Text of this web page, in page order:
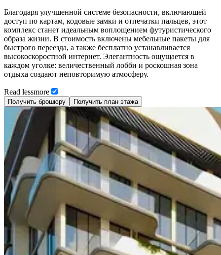
Благодаря улучшенной системе безопасности, включающей
доступ по картам, кодовые замки и отпечатки пальцев, этот
комплекс станет идеальным воплощением футуристического
образа жизни. В стоимость включены мебельные пакеты для
быстрого переезда, а также бесплатно устанавливается
высокоскоростной интернет. Элегантность ощущается в
каждом уголке: величественный лобби и роскошная зона
отдыха создают неповторимую атмосферу.
Read lessmore
Получить брошюру Получить план этажа